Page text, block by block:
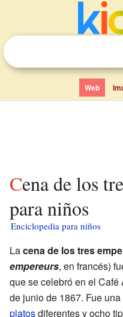
Web
Cena de los tres emperadores
para niños
Enciclopedia para niños
Lacena de los tres
empereurs, en francés)
que se celebró en el Café
de junio de 1867. Fue
platosdiferentes y ocho